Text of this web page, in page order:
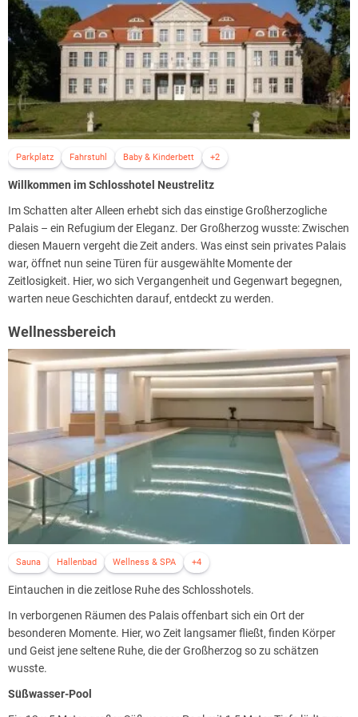
Parkplatz Fahrstuhl Baby & Kinderbett +2
Willkommen im Schlosshotel Neustrelitz
Im Schatten alter Alleen erhebt sich das einstige Großherzogliche
Palais – ein Refugium der Eleganz​. Der Großherzog wusste: Zwischen
diesen Mauern vergeht die Zeit anders. Was einst sein privates Palais
war, öffnet nun seine Türen für ausgewählte Momente der
Zeitlosigkeit. Hier, wo sich Vergangenheit und Gegenwart begegnen,
warten neue Geschichten darauf, entdeckt zu werden.
Wellnessbereich
Sauna Hallenbad Wellness & SPA +4
Eintauchen in die zeitlose Ruhe des Schlosshotels.
In verborgenen Räumen des Palais offenbart sich ein Ort der
besonderen Momente. Hier, wo Zeit langsamer fließt, finden Körper
und Geist jene seltene Ruhe, die der Großherzog so zu schätzen
wusste.
Süßwasser-Pool